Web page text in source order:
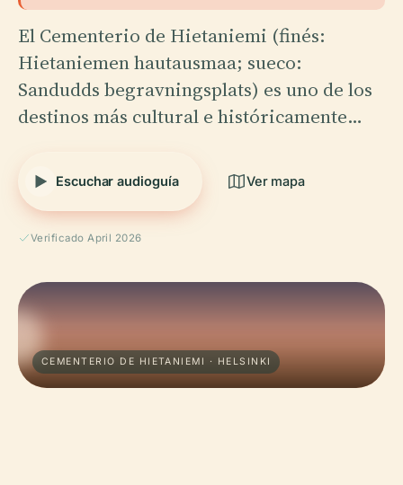
El Cementerio de Hietaniemi (finés:
Hietaniemen hautausmaa; sueco:
Sandudds begravningsplats) es uno de los
destinos más cultural e históricamente…
Escuchar audioguía Ver mapa
Verificado April 2026
CEMENTERIO DE HIETANIEMI · HELSINKI